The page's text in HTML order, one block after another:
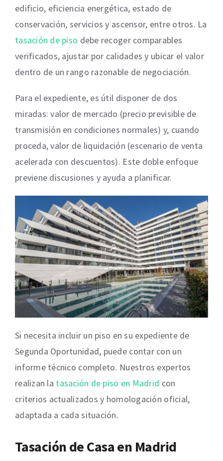
edificio, eficiencia energética, estado de
conservación, servicios y ascensor, entre otros. La
tasación de piso debe recoger comparables
verificados, ajustar por calidades y ubicar el valor
dentro de un rango razonable de negociación.
Para el expediente, es útil disponer de dos
miradas: valor de mercado (precio previsible de
transmisión en condiciones normales) y, cuando
proceda, valor de liquidación (escenario de venta
acelerada con descuentos). Este doble enfoque
previene discusiones y ayuda a planificar.
Si necesita incluir un piso en su expediente de
Segunda Oportunidad, puede contar con un
informe técnico completo. Nuestros expertos
realizan la tasación de piso en Madrid con
criterios actualizados y homologación oficial,
adaptada a cada situación.
Tasación de Casa en Madrid